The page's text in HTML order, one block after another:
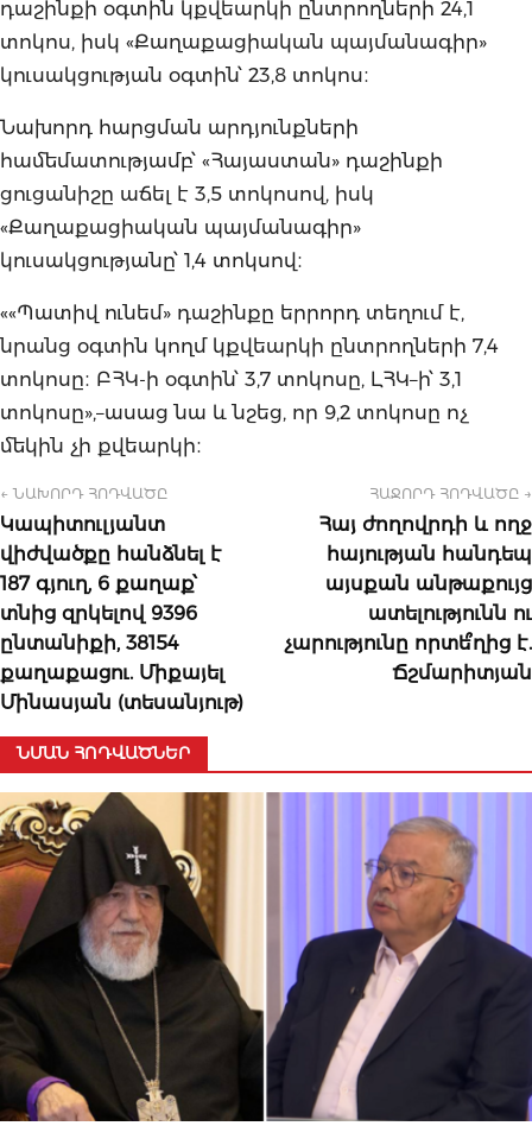
դաշինքի օգտին կքվեարկի ընտրողների 24,1
տոկոս, իսկ «Քաղաքացիական պայմանագիր»
կուսակցության օգտին՝ 23,8 տոկոս։
Նախորդ հարցման արդյունքների
համեմատությամբ՝ «Հայաստան» դաշինքի
ցուցանիշը աճել է 3,5 տոկոսով, իսկ
«Քաղաքացիական պայմանագիր»
կուսակցությանը՝ 1,4 տոկսով։
««Պատիվ ունեմ» դաշինքը երրորդ տեղում է,
նրանց օգտին կողմ կքվեարկի ընտրողների 7,4
տոկոսը։ ԲՀԿ-ի օգտին՝ 3,7 տոկոսը, ԼՀԿ–ի՝ 3,1
տոկոսը»,–ասաց նա և նշեց, որ 9,2 տոկոսը ոչ
մեկին չի քվեարկի։
← ՆԱԽՈՐԴ ՀՈԴՎԱԾԸ
Կապիտուլյանտ
վիժվածքը հանձնել է
187 գյուղ, 6 քաղաք՝
տնից զրկելով 9396
ընտանիքի, 38154
քաղաքացու. Միքայել
Մինասյան (տեսանյութ)
ՀԱՋՈՐԴ ՀՈԴՎԱԾԸ →
Հայ ժողովրդի և ողջ
հայության հանդեպ
այսքան անթաքույց
ատելությունն ու
չարությունը որտե՞ղից է.
Ճշմարիտյան
ՆՄԱՆ ՀՈԴՎԱԾՆԵՐ